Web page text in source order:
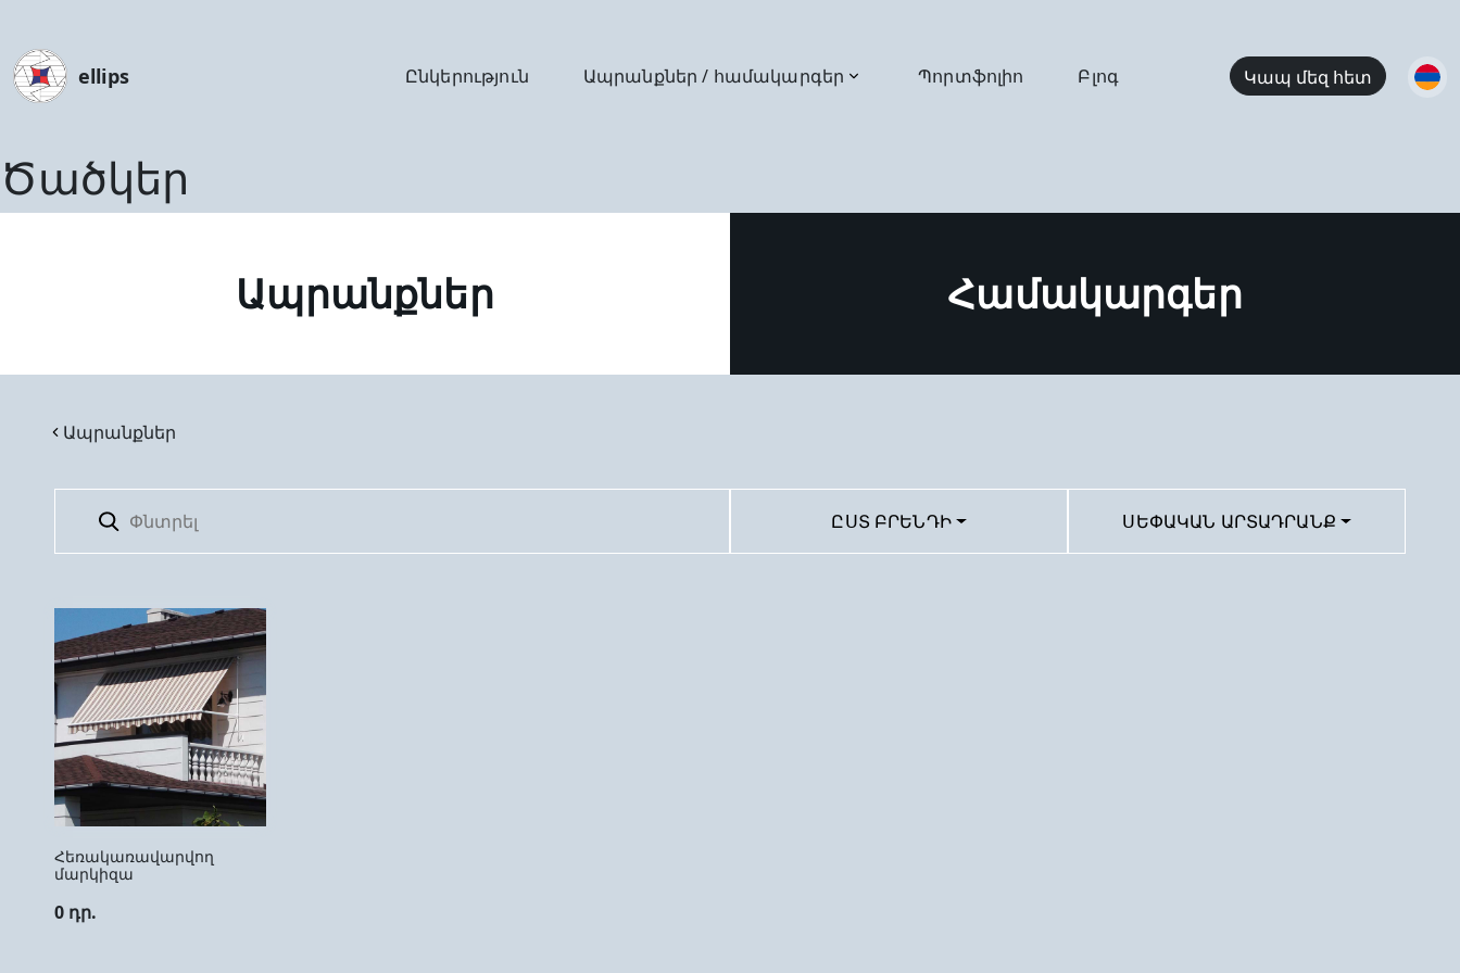
ellips Ընկերություն Ապրանքներ / համակարգեր Պորտֆոլիո Բլոգ Կապ մեզ հետ
Ծածկեր
Ապրանքներ Համակարգեր
Ապրանքներ
ԸՍՏ ԲՐԵՆԴԻ ՍԵՓԱԿԱՆ ԱՐՏԱԴՐԱՆՔ
Հեռակառավարվող
մարկիզա
0 դր.